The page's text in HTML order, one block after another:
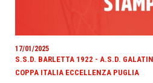
17/01/2025
S.S.D. BARLETTA 1922 - A.S.D.
COPPA ITALIA ECCELLENZA PUGLIA